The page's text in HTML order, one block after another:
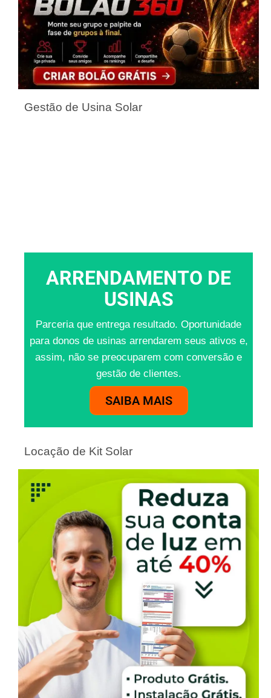
Gestão de Usina Solar
ARRENDAMENTO DE
USINAS
Parceria que entrega resultado. Oportunidade
para donos de usinas arrendarem seus ativos e,
assim, não se preocuparem com conversão e
gestão de clientes.
SAIBA MAIS
Locação de Kit Solar